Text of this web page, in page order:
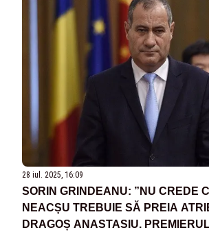
28 iul. 2025, 16:09
SORIN GRINDEANU: ”NU CREDE
NEACȘU TREBUIE SĂ PREIA
DRAGOȘ ANASTASIU.